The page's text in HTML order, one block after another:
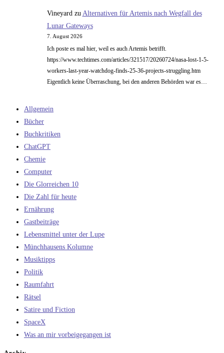
Vineyard zu Alternativen für Artemis nach Wegfall des
Lunar Gateways
7. August 2026
Ich poste es mal hier, weil es auch Artemis betrifft.
https://www.techtimes.com/articles/321517/20260724/nasa-lost-1-5-
workers-last-year-watchdog-finds-25-36-projects-struggling.htm
Eigentlich keine Überraschung, bei den anderen Behörden war es…
Allgemein
Bücher
Buchkritiken
ChatGPT
Chemie
Computer
Die Glorreichen 10
Die Zahl für heute
Ernährung
Gastbeiträge
Lebensmittel unter der Lupe
Münchhausens Kolumne
Musiktipps
Politik
Raumfahrt
Rätsel
Satire und Fiction
SpaceX
Was an mir vorbeigegangen ist